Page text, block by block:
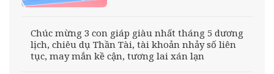
Chúc mừng 3 con giáp giàu nhất tháng 5 dương
lịch, chiêu dụ Thần Tài, tài khoản nhảy số liên
tục, may mắn kề cận, tương lai xán lạn